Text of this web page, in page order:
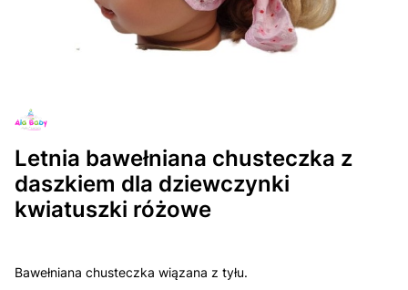
Letnia bawełniana chusteczka z
daszkiem dla dziewczynki
kwiatuszki różowe
Bawełniana chusteczka wiązana z tyłu.